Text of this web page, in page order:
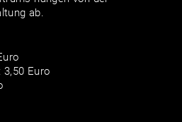
ab.
3,50 Euro